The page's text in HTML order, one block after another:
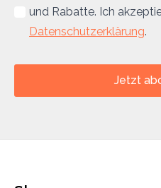
und Rabatte. Ich
Datenschutzerklärung.
Jetzt